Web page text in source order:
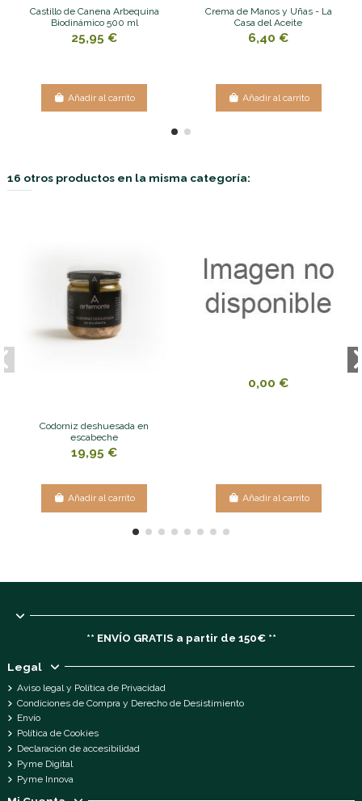
Castillo de Canena Arbequina
Biodinámico 500 ml
25,95 €
Añadir al carrito
Crema de Manos y Uñas - La
Casa del Aceite
6,40 €
Añadir al carrito
16 otros productos en la misma categoría:
Codorniz deshuesada en
escabeche
19,95 €
Añadir al carrito
0,00 €
Añadir al carrito
** ENVÍO GRATIS a partir de 150€ **
Legal
Aviso legal y Política de Privacidad
Condiciones de Compra y Derecho de Desistimiento
Envío
Política de Cookies
Declaración de accesibilidad
Pyme Digital
Pyme Innova